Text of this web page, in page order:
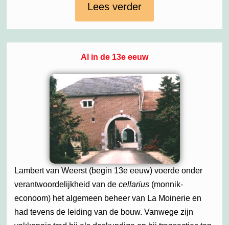
Lees verder
Al in de 13e eeuw
Lambert van Weerst (begin 13e eeuw) voerde onder
verantwoordelijkheid van de cellarius (monnik-
econoom) het algemeen beheer van La Moinerie en
had tevens de leiding van de bouw. Vanwege zijn